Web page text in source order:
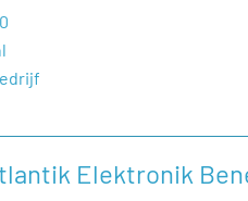
Elektronik